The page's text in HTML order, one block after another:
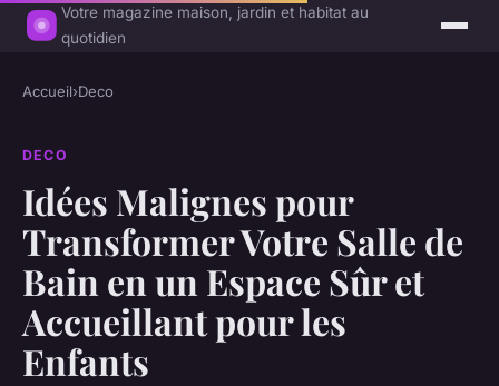
Votre magazine maison, jardin et habitat au
quotidien
Accueil›Deco
DECO
Idées Malignes pour
Transformer Votre Salle de
Bain en un Espace Sûr et
Accueillant pour les
Enfants